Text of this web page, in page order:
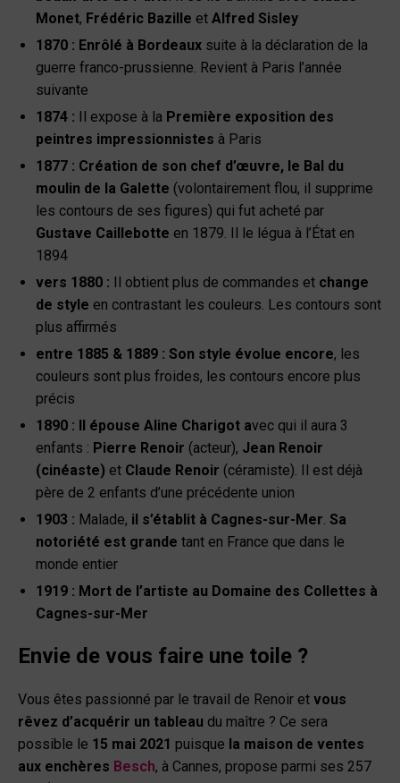
Monet, Frédéric Bazille et Alfred Sisley
1870 : Enrôlé à Bordeaux suite à la déclaration de la
guerre franco-prussienne. Revient à Paris l’année
suivante
1874 : Il expose à la Première exposition des
peintres impressionnistes à Paris
1877 : Création de son chef d’œuvre, le Bal du
moulin de la Galette (volontairement flou, il supprime
les contours de ses figures) qui fut acheté par
Gustave Caillebotte en 1879. Il le légua à l’État en
1894
vers 1880 : Il obtient plus de commandes et change
de style en contrastant les couleurs. Les contours sont
plus affirmés
entre 1885 & 1889 : Son style évolue encore, les
couleurs sont plus froides, les contours encore plus
précis
1890 : Il épouse Aline Charigot avec qui il aura 3
enfants : Pierre Renoir (acteur), Jean Renoir
(cinéaste) et Claude Renoir (céramiste). Il est déjà
père de 2 enfants d’une précédente union
1903 : Malade, il s’établit à Cagnes-sur-Mer. Sa
notoriété est grande tant en France que dans le
monde entier
1919 : Mort de l’artiste au Domaine des Collettes à
Cagnes-sur-Mer
Envie de vous faire une toile ?
Vous êtes passionné par le travail de Renoir et vous
rêvez d’acquérir un tableau du maître ? Ce sera
possible le 15 mai 2021 puisque la maison de ventes
aux enchères Besch, à Cannes, propose parmi ses 257